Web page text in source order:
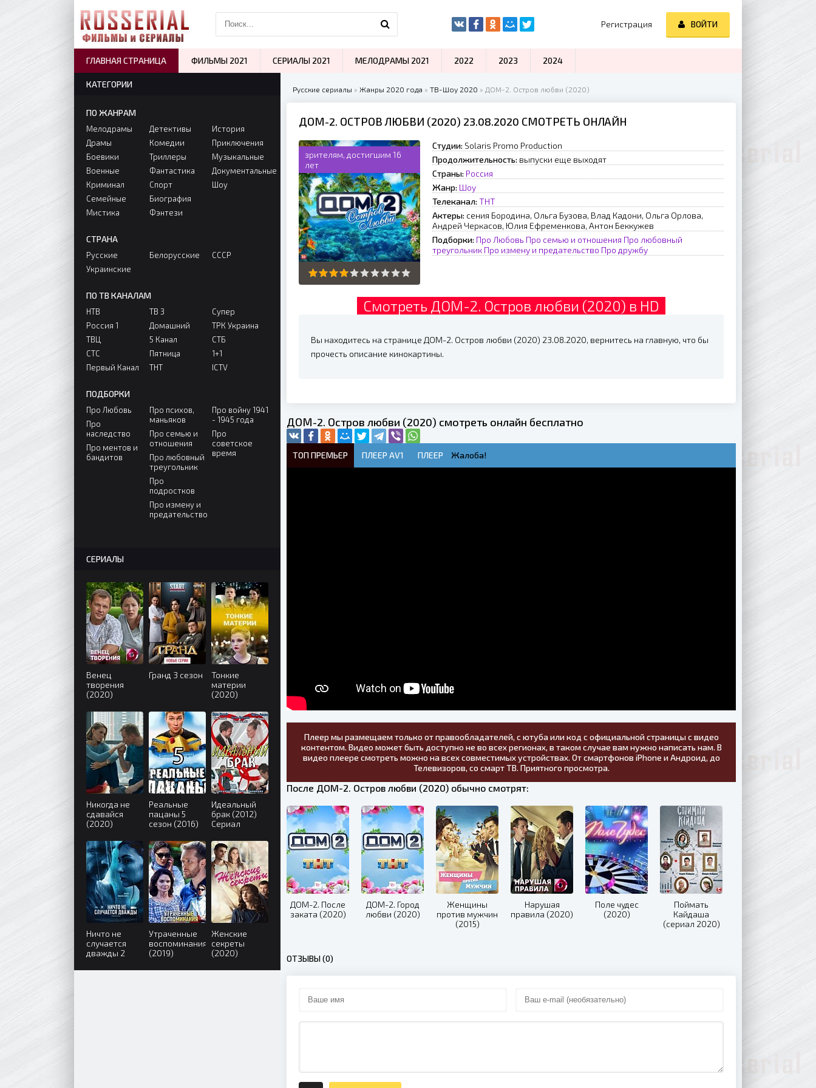
Русские сериалы » Жанры 2020 года » ТВ-Шоу 2020 » ДОМ-2. Остров любви (2020)
ДОМ-2. ОСТРОВ ЛЮБВИ (2020) 23.08.2020 СМОТРЕТЬ ОНЛАЙН
зрителям, достигшим 16
лет
Студии: Solaris Promo Production
Продолжительность: выпуски еще выходят
Страны: Россия
Жанр: Шоу
Телеканал: ТНТ
Актеры: сения Бородина, Ольга Бузова, Влад Кадони, Ольга Орлова,
Андрей Черкасов, Юлия Ефременкова, Антон Беккужев
Подборки: Про Любовь Про семью и отношения Про любовный
треугольник Про измену и предательство Про дружбу
Смотреть ДОМ-2. Остров любви (2020) в HD
Вы находитесь на странице ДОМ-2. Остров любви (2020) 23.08.2020, вернитесь на главную, что бы
прочесть описание кинокартины.
ДОМ-2. Остров любви (2020) смотреть онлайн бесплатно
ТОП ПРЕМЬЕР ПЛЕЕР AV1 ПЛЕЕР Жалоба!
Плеер мы размещаем только от правообладателей, с ютуба или код с официальной страницы с видео
контентом. Видео может быть доступно не во всех регионах, в таком случае вам нужно написать нам. В
видео плеере смотреть можно на всех совместимых устройствах. От смартфонов iPhone и Андроид, до
Телевизоров, со смарт ТВ. Приятного просмотра.
После ДОМ-2. Остров любви (2020) обычно смотрят:
ДОМ-2. После
заката (2020)
ДОМ-2. Город
любви (2020)
Женщины
против мужчин
(2015)
Нарушая
правила (2020)
Поле чудес
(2020)
Поймать
Кайдаша
(сериал 2020)
ОТЗЫВЫ (0)
КАТЕГОРИИ
ПО ЖАНРАМ
Мелодрамы
Драмы
Боевики
Военные
Криминал
Семейные
Мистика
Детективы
Комедии
Триллеры
Фантастика
Спорт
Биография
Фэнтези
История
Приключения
Музыкальные
Документальные
Шоу
СТРАНА
Русские
Украинские
Белорусские СССР
ПО ТВ КАНАЛАМ
НТВ
Россия 1
ТВЦ
СТС
Первый Канал
ТВ 3
Домашний
5 Канал
Пятница
ТНТ
Супер
ТРК Украина
СТБ
1+1
ICTV
ПОДБОРКИ
Про Любовь
Про
наследство
Про ментов и
бандитов
Про психов,
маньяков
Про семью и
отношения
Про любовный
треугольник
Про
подростков
Про измену и
предательство
Про войну 1941
- 1945 года
Про
советское
время
СЕРИАЛЫ
Венец
творения
(2020)
Гранд 3 сезон
Тонкие
материи
(2020)
Никогда не
сдавайся
(2020)
Реальные
пацаны 5
сезон (2016)
Идеальный
брак (2012)
Сериал
Ничто не
случается
дважды 2
Утраченные
воспоминания
(2019)
Женские
секреты
(2020)
Регистрация ВОЙТИ
ГЛАВНАЯ СТРАНИЦА ФИЛЬМЫ 2021 СЕРИАЛЫ 2021 МЕЛОДРАМЫ 2021 2022 2023 2024